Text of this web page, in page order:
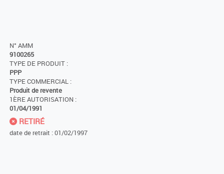
N° AMM
9100265
TYPE DE PRODUIT :
PPP
TYPE COMMERCIAL :
Produit de revente
1ÈRE AUTORISATION :
01/04/1991
RETIRÉ
date de retrait : 01/02/1997